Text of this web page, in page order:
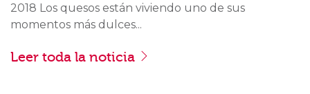
2018 Los quesos están viviendo uno de sus
momentos más dulces...
Leer toda la noticia